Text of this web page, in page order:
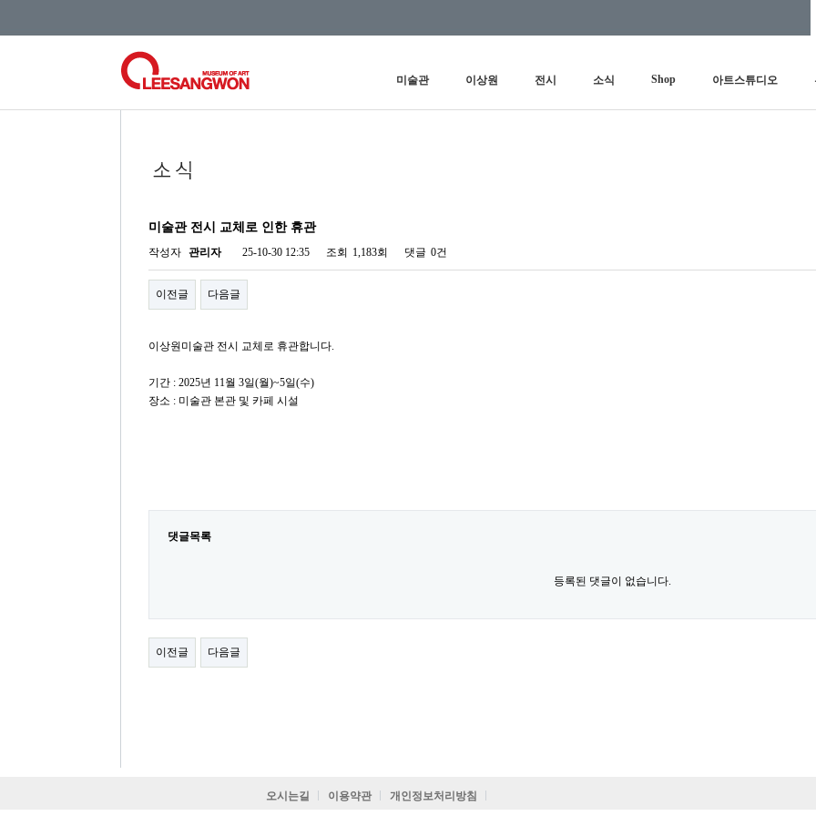
미술관 이상원 전시 소식 Shop 아트스튜디오
미술관 전시 교체로 인한 휴관
작성자 관리자 25-10-30 12:35 조회 1,183회 댓글 0건
이전글 다음글
이상원미술관 전시 교체로 휴관합니다.
기간 : 2025년 11월 3일(월)~5일(수)
장소 : 미술관 본관 및 카페 시설
댓글목록
등록된 댓글이 없습니다.
이전글 다음글
오시는길 이용약관 개인정보처리방침